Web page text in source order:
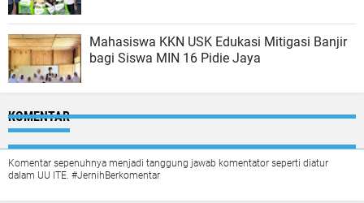
Mahasiswa KKN USK Edukasi Mitigasi Banjir
bagi Siswa MIN 16 Pidie Jaya
KOMENTAR
Komentar sepenuhnya menjadi tanggung jawab komentator seperti diatur
dalam UU ITE. #JernihBerkomentar